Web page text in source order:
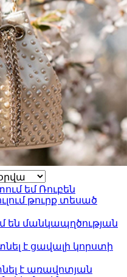
եմ Ռուբեն
թուրք տեսած
են մանկապղծության
է ցավալի կորստի
է առավոտյան